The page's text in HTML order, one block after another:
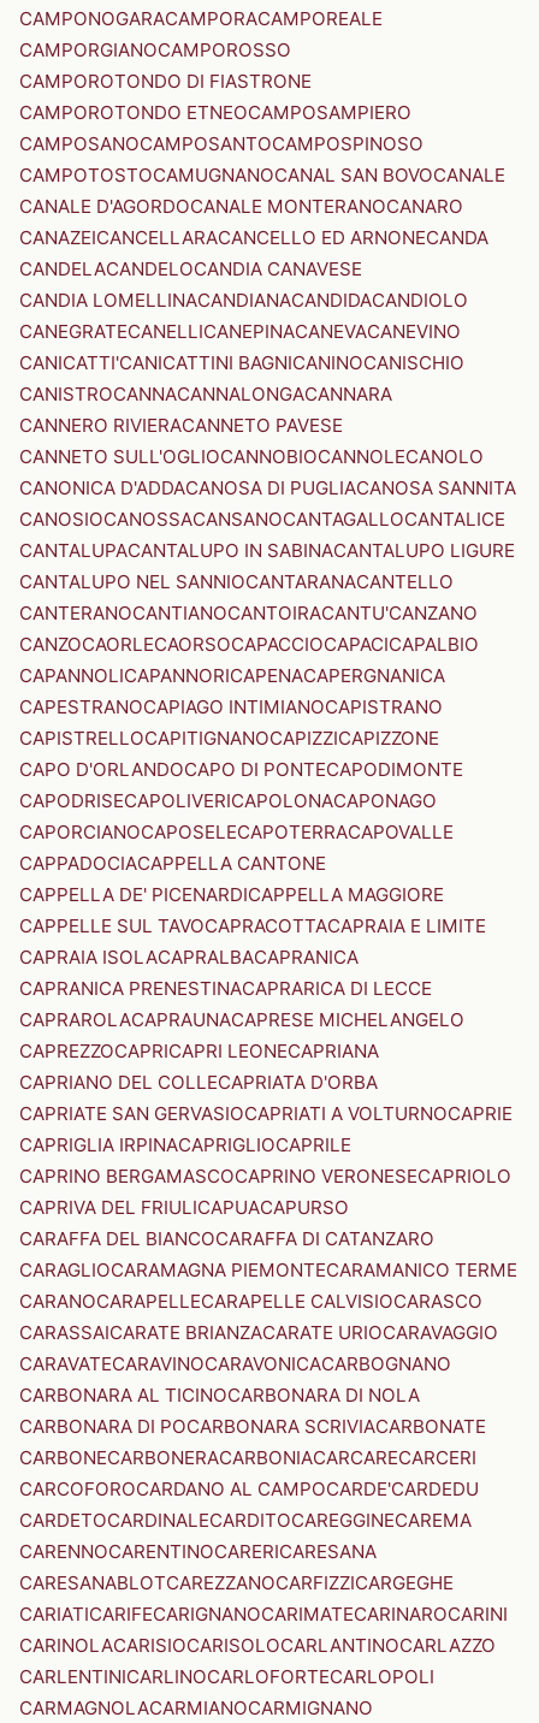
CAMPONOGARACAMPORACAMPOREALE
CAMPORGIANOCAMPOROSSO
CAMPOROTONDO DI FIASTRONE
CAMPOROTONDO ETNEOCAMPOSAMPIERO
CAMPOSANOCAMPOSANTOCAMPOSPINOSO
CAMPOTOSTOCAMUGNANOCANAL SAN BOVOCANALE
CANALE D'AGORDOCANALE MONTERANOCANARO
CANAZEICANCELLARACANCELLO ED ARNONECANDA
CANDELACANDELOCANDIA CANAVESE
CANDIA LOMELLINACANDIANACANDIDACANDIOLO
CANEGRATECANELLICANEPINACANEVACANEVINO
CANICATTI'CANICATTINI BAGNICANINOCANISCHIO
CANISTROCANNACANNALONGACANNARA
CANNERO RIVIERACANNETO PAVESE
CANNETO SULL'OGLIOCANNOBIOCANNOLECANOLO
CANONICA D'ADDACANOSA DI PUGLIACANOSA SANNITA
CANOSIOCANOSSACANSANOCANTAGALLOCANTALICE
CANTALUPACANTALUPO IN SABINACANTALUPO LIGURE
CANTALUPO NEL SANNIOCANTARANACANTELLO
CANTERANOCANTIANOCANTOIRACANTU'CANZANO
CANZOCAORLECAORSOCAPACCIOCAPACICAPALBIO
CAPANNOLICAPANNORICAPENACAPERGNANICA
CAPESTRANOCAPIAGO INTIMIANOCAPISTRANO
CAPISTRELLOCAPITIGNANOCAPIZZICAPIZZONE
CAPO D'ORLANDOCAPO DI PONTECAPODIMONTE
CAPODRISECAPOLIVERICAPOLONACAPONAGO
CAPORCIANOCAPOSELECAPOTERRACAPOVALLE
CAPPADOCIACAPPELLA CANTONE
CAPPELLA DE' PICENARDICAPPELLA MAGGIORE
CAPPELLE SUL TAVOCAPRACOTTACAPRAIA E LIMITE
CAPRAIA ISOLACAPRALBACAPRANICA
CAPRANICA PRENESTINACAPRARICA DI LECCE
CAPRAROLACAPRAUNACAPRESE MICHELANGELO
CAPREZZOCAPRICAPRI LEONECAPRIANA
CAPRIANO DEL COLLECAPRIATA D'ORBA
CAPRIATE SAN GERVASIOCAPRIATI A VOLTURNOCAPRIE
CAPRIGLIA IRPINACAPRIGLIOCAPRILE
CAPRINO BERGAMASCOCAPRINO VERONESECAPRIOLO
CAPRIVA DEL FRIULICAPUACAPURSO
CARAFFA DEL BIANCOCARAFFA DI CATANZARO
CARAGLIOCARAMAGNA PIEMONTECARAMANICO TERME
CARANOCARAPELLECARAPELLE CALVISIOCARASCO
CARASSAICARATE BRIANZACARATE URIOCARAVAGGIO
CARAVATECARAVINOCARAVONICACARBOGNANO
CARBONARA AL TICINOCARBONARA DI NOLA
CARBONARA DI POCARBONARA SCRIVIACARBONATE
CARBONECARBONERACARBONIACARCARECARCERI
CARCOFOROCARDANO AL CAMPOCARDE'CARDEDU
CARDETOCARDINALECARDITOCAREGGINECAREMA
CARENNOCARENTINOCARERICARESANA
CARESANABLOTCAREZZANOCARFIZZICARGEGHE
CARIATICARIFECARIGNANOCARIMATECARINAROCARINI
CARINOLACARISIOCARISOLOCARLANTINOCARLAZZO
CARLENTINICARLINOCARLOFORTECARLOPOLI
CARMAGNOLACARMIANOCARMIGNANO